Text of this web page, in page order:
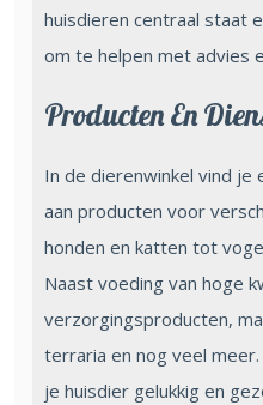
huisdieren centraal staat
om te helpen met advies
Producten En
In de dierenwinkel vind
aan producten voor
honden en katten tot
Naast voeding van hoge
verzorgingsproducten,
terraria en nog veel
je huisdier gelukkig en